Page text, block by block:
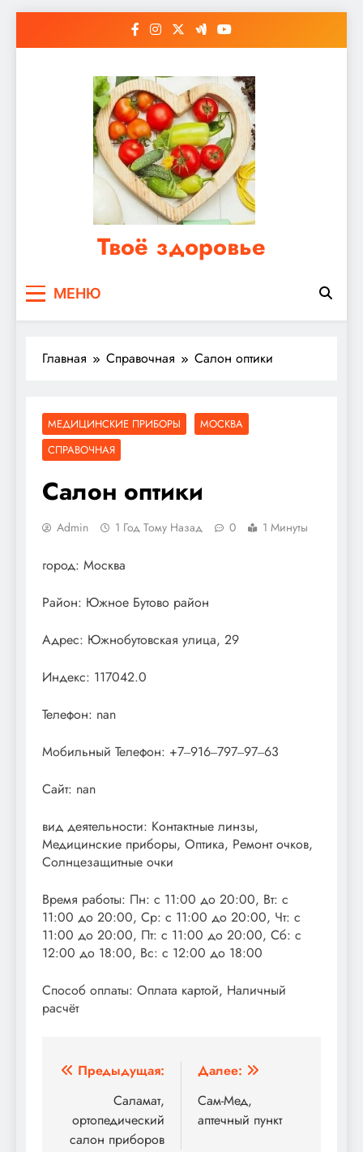
Твоё здоровье
мужском здоровье
МЕНЮ
Главная Справочная Салон оптики
МЕДИЦИНСКИЕ ПРИБОРЫ
МОСКВА
СПРАВОЧНАЯ
Салон оптики
Admin 1 Год Тому Назад 0 1 Минуты
город: Москва
Район: Южное Бутово район
Адрес: Южнобутовская улица, 29
Индекс: 117042.0
Телефон: nan
Мобильный Телефон: +7‒916‒797‒97‒63
Сайт: nan
вид деятельности: Контактные линзы,
Медицинские приборы, Оптика, Ремонт очков,
Солнцезащитные очки
Время работы: Пн: с 11:00 до 20:00, Вт: с
11:00 до 20:00, Ср: с 11:00 до 20:00, Чт: с
11:00 до 20:00, Пт: с 11:00 до 20:00, Сб: с
12:00 до 18:00, Вс: с 12:00 до 18:00
Способ оплаты: Оплата картой, Наличный
расчёт
Навигация
записям
Предыдущая:
Саламат,
ортопедический
салон приборов
Далее:
Сам-Мед,
аптечный пункт